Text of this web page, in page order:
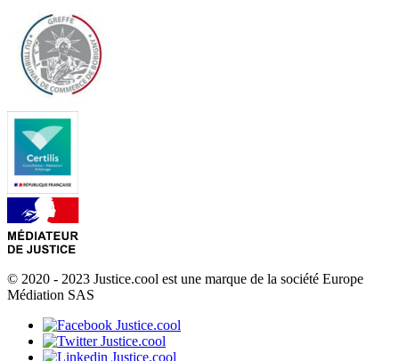
© 2020 - 2023 Justice.cool est une marque de la société Europe
Médiation SAS